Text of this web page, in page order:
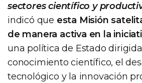
sectores científico y
indicó que esta Misión
de manera activa en la
una política de Estado
conocimiento científico, el
tecnológico y la innovación